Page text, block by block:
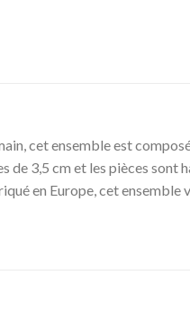
cet ensemble est
3,5 cm et les pièces sont
en Europe, cet